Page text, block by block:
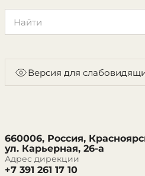
Версия для
660006, Россия,
ул. Карьерная, 26-а
Адрес дирекции
+7 391 261 17 10